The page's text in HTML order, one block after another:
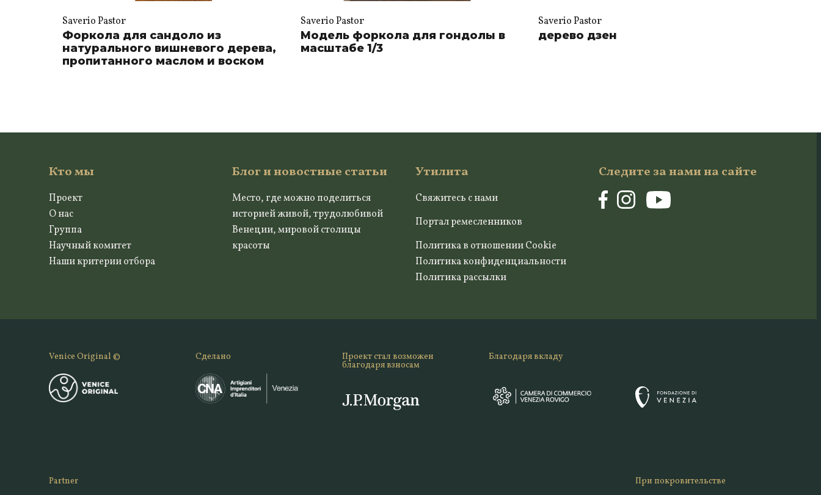
Saverio Pastor
Форкола для сандоло из
натурального вишневого дерева,
пропитанного маслом и воском
Saverio Pastor
Модель форкола для гондолы в
масштабе 1/3
Saverio Pastor
дерево дзен
Кто мы
Проект
О нас
Группа
Научный комитет
Наши критерии отбора
Блог и новостные статьи
Место, где можно поделиться
историей живой, трудолюбивой
Венеции, мировой столицы
красоты
Утилита
Свяжитесь с нами
Портал ремесленников
Политика в отношении Cookie
Политика конфиденциальности
Политика рассылки
Следите за нами на сайте
Venice Original © Сделано Проект стал возможен
благодаря взносам
Благодаря вкладу
Partner При покровительстве